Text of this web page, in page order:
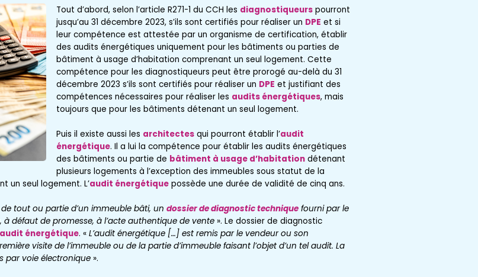
Tout d’abord, selon l’article R271-1 du CCH les diagnostiqueurspourront
jusqu’au 31 décembre 2023, s’ils sont certifiés pour réaliser un DPE et si
leur compétence est attestée par un organisme de certification, établir
des audits énergétiques uniquement pour les bâtiments ou parties de
bâtiment à usage d’habitation comprenant un seul logement. Cette
compétence pour les diagnostiqueurs peut être prorogé au-delà du 31
décembre 2023 s’ils sont certifiés pour réaliser un DPE et justifiant des
compétences nécessaires pour réaliser les audits énergétiques, mais
toujours que pour les bâtiments détenant un seul logement.
Puis il existe aussi les architectesqui pourront établir l’audit
énergétique. Il a lui la compétence pour établir les audits énergétiques
des bâtiments ou partie de bâtiment à usage d’habitationdétenant
plusieurs logements à l’exception des immeubles sous statut de la
un seul logement. L’audit énergétiquepossède une durée de validité de cinq ans.
tout ou partie d’un immeuble bâti, un dossier de diagnostic techniquefourni par le
défaut de promesse, à l’acte authentique de vente». Le dossier de diagnostic
énergétique. «L’audit énergétique […] est remis par le vendeur ou son
visite de l’immeuble ou de la partie d’immeuble faisant l’objet d’un tel audit. La
par voie électronique».